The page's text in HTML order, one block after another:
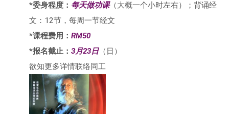
*委身程度： 每天做功课（大概一个小时左右）；背诵经
文：12节，每周一节经文
*课程费用： RM50
*报名截止： 3月23日（日）
欲知更多详情联络同工